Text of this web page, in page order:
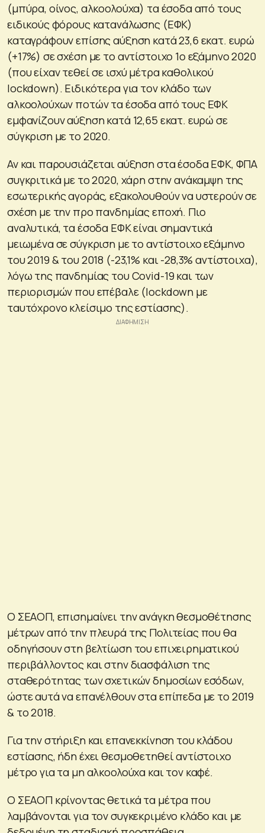
(μπύρα, οίνος, αλκοολούχα) τα έσοδα από τους
ειδικούς φόρους κατανάλωσης (ΕΦΚ)
καταγράφουν επίσης αύξηση κατά 23,6 εκατ. ευρώ
(+17%) σε σχέση με το αντίστοιχο 1ο εξάμηνο 2020
(που είχαν τεθεί σε ισχύ μέτρα καθολικού
lockdown). Ειδικότερα για τον κλάδο των
αλκοολούχων ποτών τα έσοδα από τους ΕΦΚ
εμφανίζουν αύξηση κατά 12,65 εκατ. ευρώ σε
σύγκριση με το 2020.
Αν και παρουσιάζεται αύξηση στα έσοδα ΕΦΚ, ΦΠΑ
συγκριτικά με το 2020, χάρη στην ανάκαμψη της
εσωτερικής αγοράς, εξακολουθούν να υστερούν σε
σχέση με την προ πανδημίας εποχή. Πιο
αναλυτικά, τα έσοδα ΕΦΚ είναι σημαντικά
μειωμένα σε σύγκριση με το αντίστοιχο εξάμηνο
του 2019 & του 2018 (-23,1% και -28,3% αντίστοιχα),
λόγω της πανδημίας του Covid-19 και των
περιορισμών που επέβαλε (lockdown με
ταυτόχρονο κλείσιμο της εστίασης).
Ο ΣΕΑΟΠ, επισημαίνει την ανάγκη θεσμοθέτησης
μέτρων από την πλευρά της Πολιτείας που θα
οδηγήσουν στη βελτίωση του επιχειρηματικού
περιβάλλοντος και στην διασφάλιση της
σταθερότητας των σχετικών δημοσίων εσόδων,
ώστε αυτά να επανέλθουν στα επίπεδα με το 2019
& το 2018.
Για την στήριξη και επανεκκίνηση του κλάδου
εστίασης, ήδη έχει θεσμοθετηθεί αντίστοιχο
μέτρο για τα μη αλκοολούχα και τον καφέ.
Ο ΣΕΑΟΠ κρίνοντας θετικά τα μέτρα που
λαμβάνονται για τον συγκεκριμένο κλάδο και με